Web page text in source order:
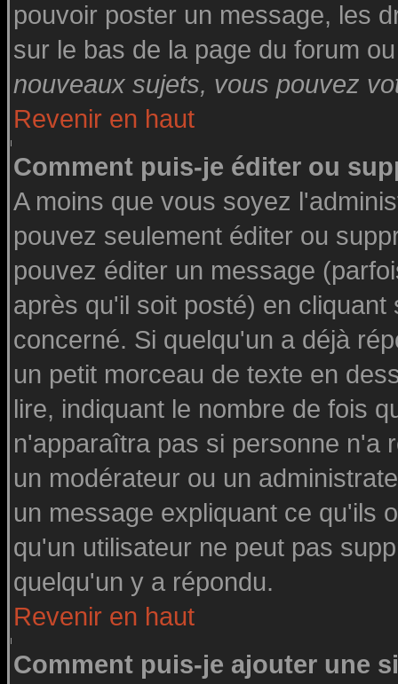
pouvoir poster un message, les
sur le bas de la page du forum
nouveaux sujets, vous pouvez
Revenir en haut
Comment puis-je éditer ou
A moins que vous soyez
pouvez seulement éditer ou
pouvez éditer un message
après qu'il soit posté) en
concerné. Si quelqu'un a déjà
un petit morceau de texte en
lire, indiquant le nombre de fois
n'apparaîtra pas si personne n'a
un modérateur ou un
un message expliquant ce qu'ils
qu'un utilisateur ne peut pas
quelqu'un y a répondu.
Revenir en haut
Comment puis-je ajouter une